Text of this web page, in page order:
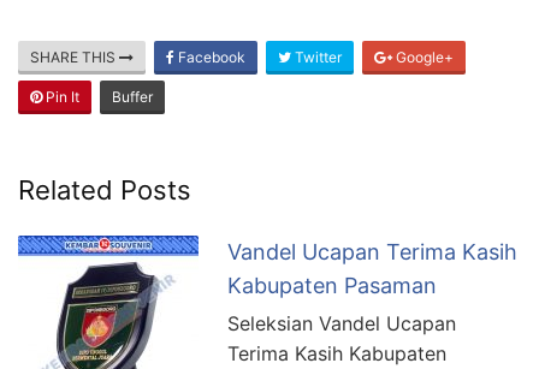
SHARE THIS Facebook Twitter Google+
Pin It Buffer
Related Posts
Vandel Ucapan Terima Kasih
Kabupaten Pasaman
Seleksian Vandel Ucapan
Terima Kasih Kabupaten